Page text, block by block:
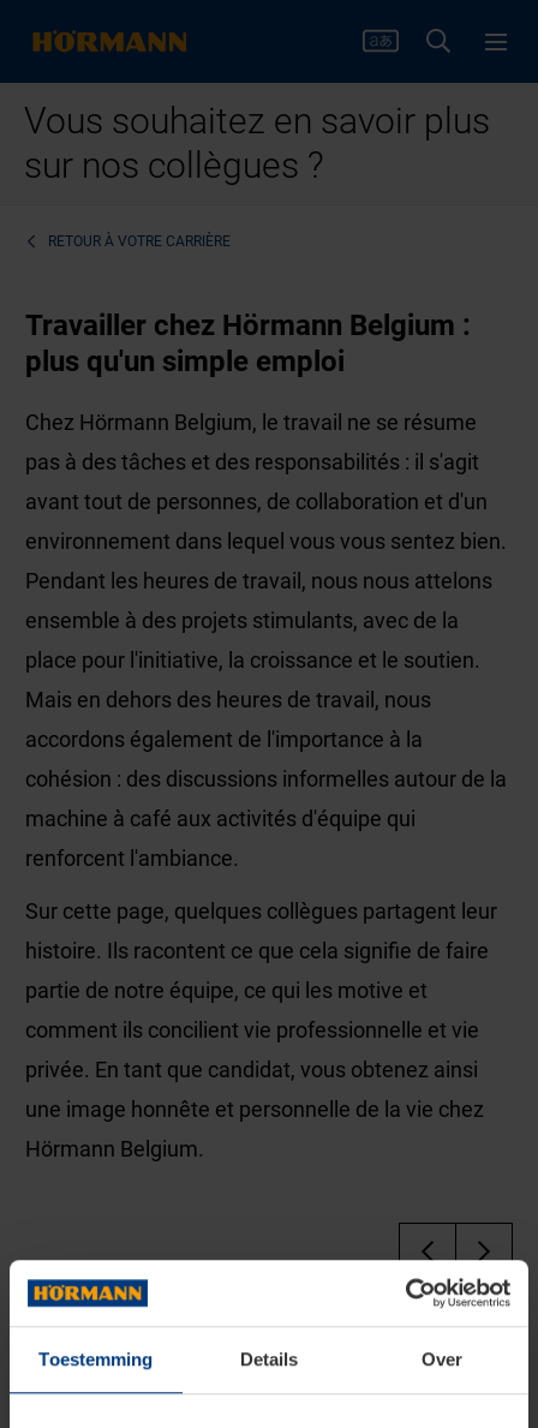
Toestemming Details Over
Vous souhaitez en savoir plus
sur nos collègues ?
RETOUR ÀVOTRE CARRIÈRE
Travailler chez Hörmann Belgium :
plus qu'un simple emploi
Chez Hörmann Belgium, le travail ne se résume
pas à des tâches et des responsabilités : il s'agit
avant tout de personnes, de collaboration et d'un
environnement dans lequel vous vous sentez bien.
Pendant les heures de travail, nous nous attelons
ensemble à des projets stimulants, avec de la
place pour l'initiative, la croissance et le soutien.
Mais en dehors des heures de travail, nous
accordons également de l'importance à la
cohésion : des discussions informelles autour de la
machine à café aux activités d'équipe qui
renforcent l'ambiance.
Sur cette page, quelques collègues partagent leur
histoire. Ils racontent ce que cela signifie de faire
partie de notre équipe, ce qui les motive et
comment ils concilient vie professionnelle et vie
privée. En tant que candidat, vous obtenez ainsi
une image honnête et personnelle de la vie chez
Hörmann Belgium.